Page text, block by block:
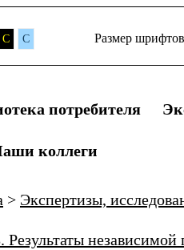
C C Размер
потребителя
коллеги
> Экспертизы,
Результаты